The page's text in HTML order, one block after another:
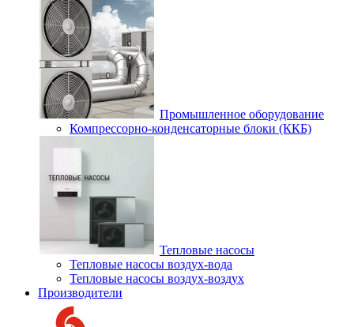
Промышленное оборудование
Компрессорно-конденсаторные блоки (ККБ)
Тепловые насосы
Тепловые насосы воздух-вода
Тепловые насосы воздух-воздух
Производители